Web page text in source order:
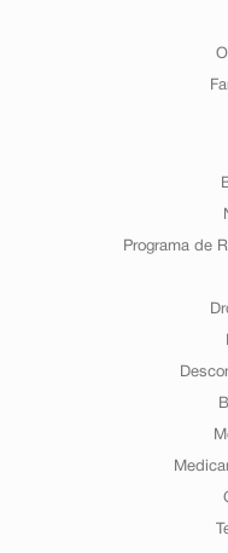
Programa de